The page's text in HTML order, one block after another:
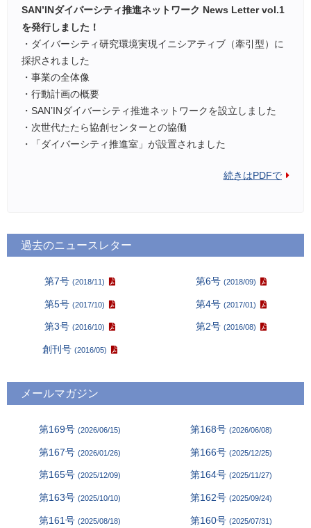
SAN’INダイバーシティ推進ネットワーク News Letter vol.1
を発行しました！
・ダイバーシティ研究環境実現イニシアティブ（牽引型）に
採択されました
・事業の全体像
・行動計画の概要
・SAN’INダイバーシティ推進ネットワークを設立しました
・次世代たたら協創センターとの協働
・「ダイバーシティ推進室」が設置されました
続きはPDFで
過去のニュースレター
第7号 (2018/11) 第6号(2018/09)
第5号 (2017/10) 第4号(2017/01)
第3号 (2016/10) 第2号(2016/08)
創刊号 (2016/05)
メールマガジン
第169号 (2026/06/15) 第168号(2026/06/08)
第167号 (2026/01/26) 第166号(2025/12/25)
第165号 (2025/12/09) 第164号(2025/11/27)
第163号 (2025/10/10) 第162号(2025/09/24)
第161号 (2025/08/18) 第160号(2025/07/31)